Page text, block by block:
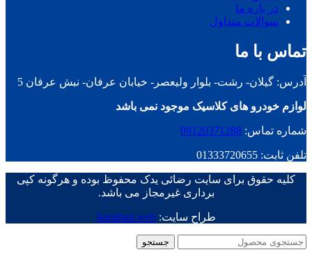
در باره ما
سوالات متداول
تماس با ما
آدرس: گیلان- رشت- بلوار ولیعصر- خیابان عرفان- نبش عرفان 5
لوازم خودرو های کلاسیک موجود نمی باشد
شماره تماس: 09120371288
تلفن ثابت: 01333720655
کلیه حقوق برای سایت رضائی یدک محفوظ بوده و هرگونه کپی
برداری غیرمجاز می باشد.
طراح سایت:hamihan.web
جستجو